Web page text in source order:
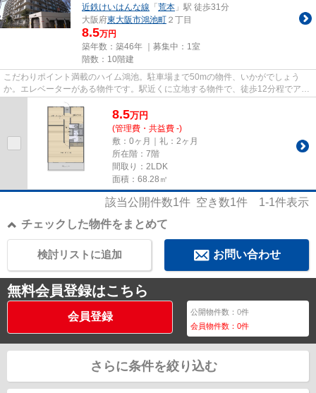
近鉄けいはんな線 「 荒本 」駅 徒歩31分
大阪府東大阪市鴻池町 ２丁目
8.5万円
築年数：築46年 ｜募集中： 1室
階数：10階建
こだわりポイント満載のハイム鴻池。駐車場まで50mの物件、いかがでしょう
か。エレベーターがある物件です。駅近くに立地する物件で、徒歩12分程でアク
セスできます。東大阪市エリアに...
8.5万円
(管理費・共益費 -)
敷：0ヶ月｜礼：2ヶ月
所在階：7階
間取り：2LDK
面積：68.28㎡
該当公開件数1件 空き数1件 1-1件表示
チェックした物件をまとめて
お問い合わせ
検討リストに追加
無料会員登録はこちら
会員登録 公開物件数：0件
会員物件数：0件
さらに条件を絞り込む